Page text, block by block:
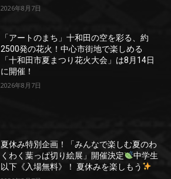
2026年8月7日
「アートのまち」十和田の空を彩る、約
2500発の花火！中心市街地で楽しめる
「十和田市夏まつり花火大会」は8月14日
に開催！
2026年8月7日
夏休み特別企画！「みんなで楽しむ夏のわ
くわく葉っぱ切り絵展」開催決定
中学生
以下《入場無料》！ 夏休みを楽しもう